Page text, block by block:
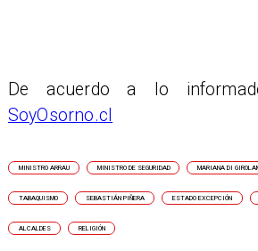
De acuerdo a lo
SoyOsorno.cl
MINISTRO ARRAU MINISTRO DE SEGURIDAD MARIANA DI
TABAQUISMO SEBASTIÁN PIÑERA ESTADO EXCEPCIÓN
ALCALDES RELIGIÓN